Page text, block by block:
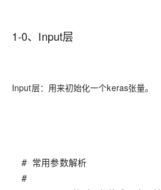
1-0、Input层
Input层：用来初始化一个keras张量。
# 常用参数解析